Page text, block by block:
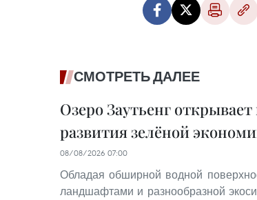
СМОТРЕТЬ ДАЛЕЕ
Озеро Заутьенг
развития зелёной
08/08/2026 07:00
Обладая обширной водной
ландшафтами и разнообразной